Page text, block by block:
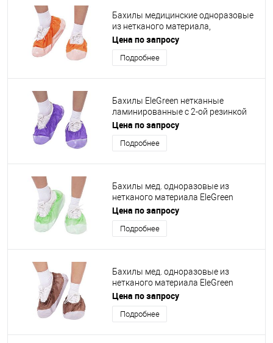
Бахилы медицинские одноразовые
из нетканого материала,
ламинированные, оранжево-белый
Цена по запросу
Подробнее
Бахилы EleGreen нетканные
ламинированные с 2-ой резинкой
фиолетово-белые
Цена по запросу
Подробнее
Бахилы мед. одноразовые из
нетканого материала EleGreen
ламинированные бело-зеленые
Цена по запросу
Подробнее
Бахилы мед. одноразовые из
нетканого материала EleGreen
ламинированные бело-коричневые
Цена по запросу
Подробнее